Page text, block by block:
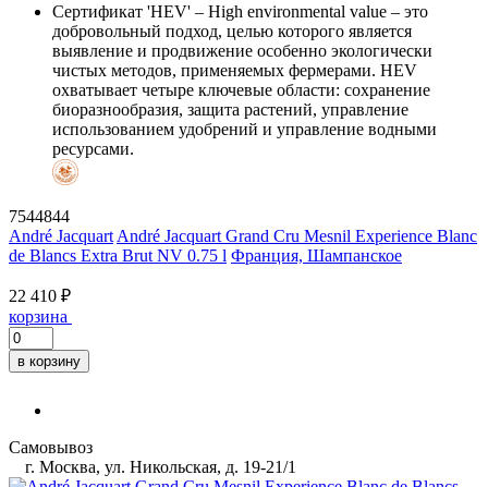
Сертификат 'HEV' – High environmental value – это
добровольный подход, целью которого является
выявление и продвижение особенно экологически
чистых методов, применяемых фермерами. HEV
охватывает четыре ключевые области: сохранение
биоразнообразия, защита растений, управление
использованием удобрений и управление водными
ресурсами.
7544844
André Jacquart André Jacquart Grand Cru Mesnil Experience Blanc
de Blancs Extra Brut NV 0.75 l Франция, Шампанское
22 410 ₽
корзина
в корзину
Самовывоз
г. Москва, ул. Никольская, д. 19-21/1